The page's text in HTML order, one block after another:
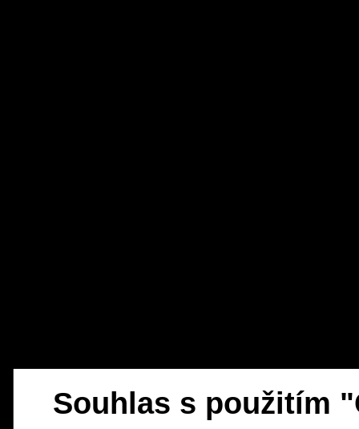
Souhlas s použitím